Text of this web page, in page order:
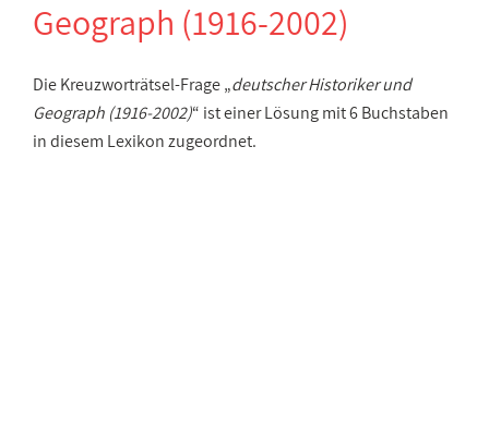
Geograph (1916-2002)
Die Kreuzworträtsel-Frage „deutscher Historiker und
Geograph (1916-2002)“ ist einer Lösung mit 6 Buchstaben
in diesem Lexikon zugeordnet.